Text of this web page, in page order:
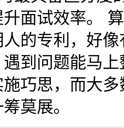
面试效率。
的专利，好
到问题能马
巧思，而大
莫展。